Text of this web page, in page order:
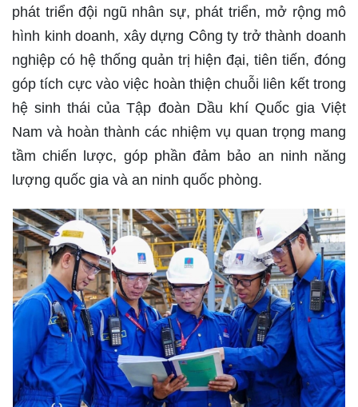
phát triển đội ngũ nhân sự, phát triển, mở rộng mô
hình kinh doanh, xây dựng Công ty trở thành doanh
nghiệp có hệ thống quản trị hiện đại, tiên tiến, đóng
góp tích cực vào việc hoàn thiện chuỗi liên kết trong
hệ sinh thái của Tập đoàn Dầu khí Quốc gia Việt
Nam và hoàn thành các nhiệm vụ quan trọng mang
tầm chiến lược, góp phần đảm bảo an ninh năng
lượng quốc gia và an ninh quốc phòng.